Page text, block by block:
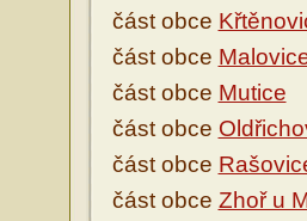
část obce
část obce
část obce Mutice
část obce
část obce
část obce Zhoř u